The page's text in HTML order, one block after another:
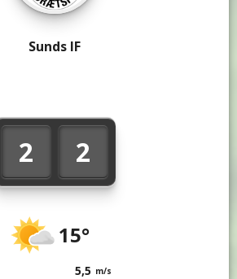
2 2
15°
5,5 m/s
Sunds IF